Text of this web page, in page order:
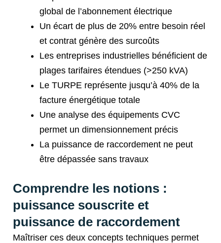
global de l’abonnement électrique
Un écart de plus de 20% entre besoin réel
et contrat génère des surcoûts
Les entreprises industrielles bénéficient de
plages tarifaires étendues (>250 kVA)
Le TURPE représente jusqu’à 40% de la
facture énergétique totale
Une analyse des équipements CVC
permet un dimensionnement précis
La puissance de raccordement ne peut
être dépassée sans travaux
Comprendre les notions :
puissance souscrite et
puissance de raccordement
Maîtriser ces deux concepts techniques permet